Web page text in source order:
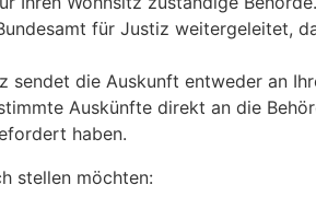
für Justiz weitergeleitet,
sendet die Auskunft entweder an
Auskünfte direkt an die
haben.
stellen möchten: